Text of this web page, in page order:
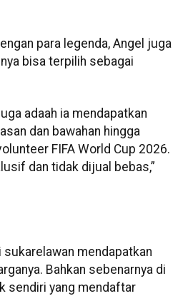
para legenda, Angel juga
bisa terpilih sebagai
adaah ia mendapatkan
dan bawahan hingga
FIFA World Cup 2026.
dan tidak dijual bebas,”
mendapatkan
Bahkan sebenarnya di
sendiri yang mendaftar